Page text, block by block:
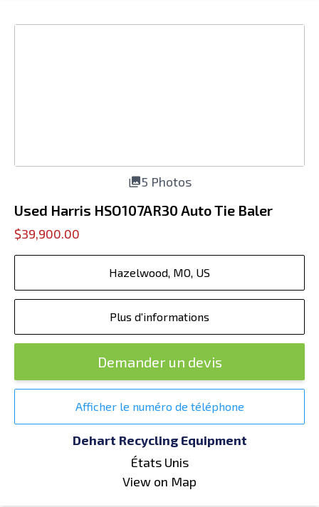
5 Photos
Used Harris HSO107AR30 Auto Tie Baler
$39,900.00
Hazelwood, MO, US
Plus d'informations
Demander un devis
Afficher le numéro de téléphone
Dehart Recycling Equipment
États Unis
View on Map